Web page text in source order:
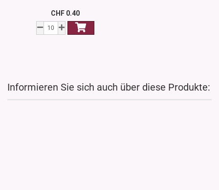
CHF 0.40
Informieren Sie sich auch über diese Produkte: